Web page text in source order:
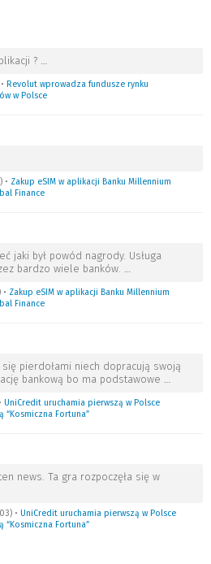
?
• Revolut wprowadza fundusze rynku
w Polsce
• Zakup eSIM w aplikacji Banku Millennium
Finance
jaki był powód nagrody. Usługa
bardzo wiele banków.
• Zakup eSIM w aplikacji Banku Millennium
Finance
pierdołami niech dopracują swoją
bankową bo ma podstawowe
• UniCredit uruchamia pierwszą w Polsce
“Kosmiczna Fortuna”
news. Ta gra rozpoczęła się w
• UniCredit uruchamia pierwszą w Polsce
“Kosmiczna Fortuna”